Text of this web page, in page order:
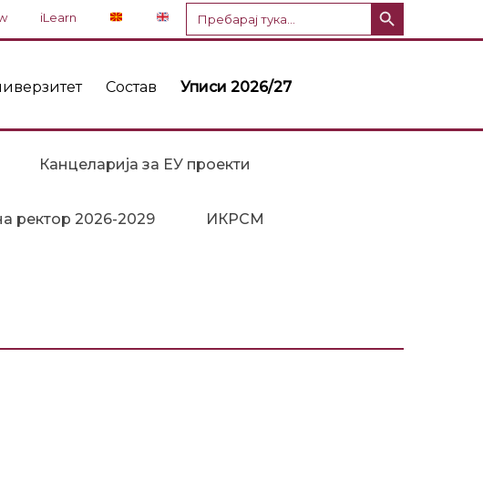
iLearn
Пребарај
за:
Состав Уписи 2026/27
Канцеларија за ЕУ проекти
ректор 2026-2029 ИКРСМ